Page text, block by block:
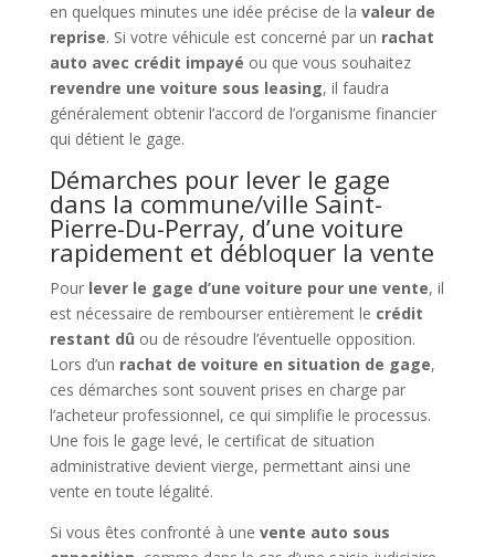
en quelques minutes une idée précise de la valeur de
reprise. Si votre véhicule est concerné par un rachat
auto avec crédit impayé ou que vous souhaitez
revendre une voiture sous leasing, il faudra
généralement obtenir l’accord de l’organisme financier
qui détient le gage.
Démarches pour lever le gage
dans la commune/ville Saint-
Pierre-Du-Perray, d’une voiture
rapidement et débloquer la vente
Pour lever le gage d’une voiture pour une vente, il
est nécessaire de rembourser entièrement le crédit
restant dû ou de résoudre l’éventuelle opposition.
Lors d’un rachat de voiture en situation de gage,
ces démarches sont souvent prises en charge par
l’acheteur professionnel, ce qui simplifie le processus.
Une fois le gage levé, le certificat de situation
administrative devient vierge, permettant ainsi une
vente en toute légalité.
Si vous êtes confronté à une vente auto sous